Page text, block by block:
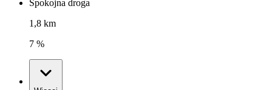
Spokojna droga
1,8 km
7 %